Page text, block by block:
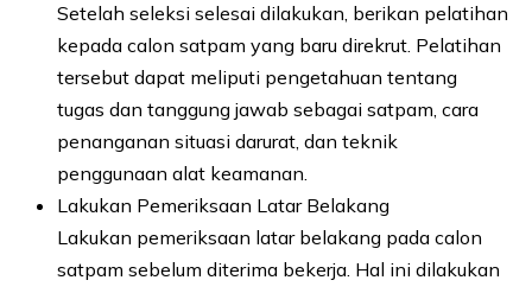
Setelah seleksi selesai dilakukan, berikan pelatihan
kepada calon satpam yang baru direkrut. Pelatihan
tersebut dapat meliputi pengetahuan tentang
tugas dan tanggung jawab sebagai satpam, cara
penanganan situasi darurat, dan teknik
penggunaan alat keamanan.
Lakukan Pemeriksaan Latar Belakang
Lakukan pemeriksaan latar belakang pada calon
satpam sebelum diterima bekerja. Hal ini dilakukan